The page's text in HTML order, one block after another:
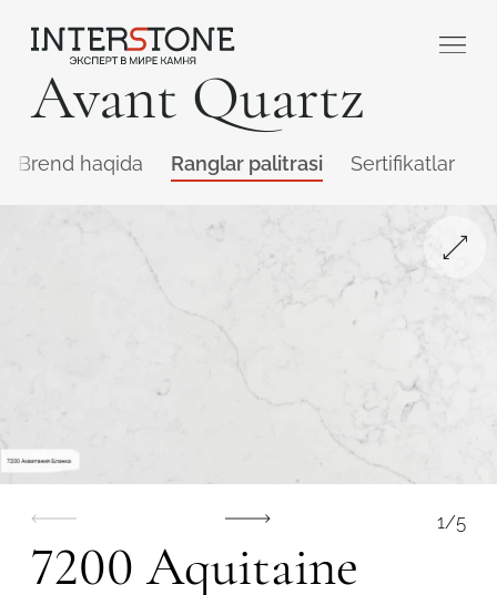
Avant Quartz
Brend haqida Ranglar palitrasi Sertifikatlar
1/5
7200 Aquitaine
Qaysi sohada faoliyat yuritasiz?
beruvch